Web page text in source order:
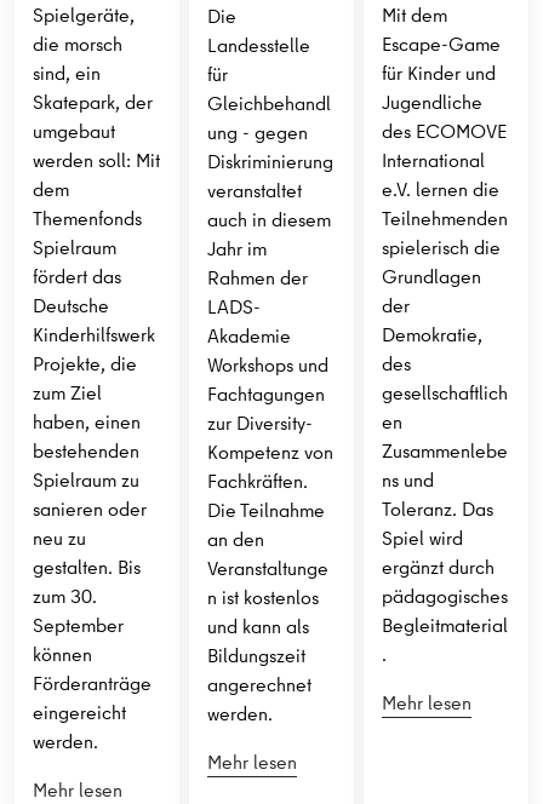
Spielgeräte,
die morsch
sind, ein
Skatepark, der
umgebaut
werden soll: Mit
dem
Themenfonds
Spielraum
fördert das
Deutsche
Kinderhilfswerk
Projekte, die
zum Ziel
haben, einen
bestehenden
Spielraum zu
sanieren oder
neu zu
gestalten. Bis
zum 30.
September
können
Förderanträge
eingereicht
werden.
Mehr lesen
Die
Landesstelle
für
Gleichbehandl
ung - gegen
Diskriminierung
veranstaltet
auch in diesem
Jahr im
Rahmen der
LADS-
Akademie
Workshops und
Fachtagungen
zur Diversity-
Kompetenz von
Fachkräften.
Die Teilnahme
an den
Veranstaltunge
n ist kostenlos
und kann als
Bildungszeit
angerechnet
werden.
Mehr lesen
Mit dem
Escape-Game
für Kinder und
Jugendliche
des ECOMOVE
International
e.V. lernen die
Teilnehmenden
spielerisch die
Grundlagen
der
Demokratie,
des
gesellschaftlich
en
Zusammenlebe
ns und
Toleranz. Das
Spiel wird
ergänzt durch
pädagogisches
Begleitmaterial
.
Mehr lesen